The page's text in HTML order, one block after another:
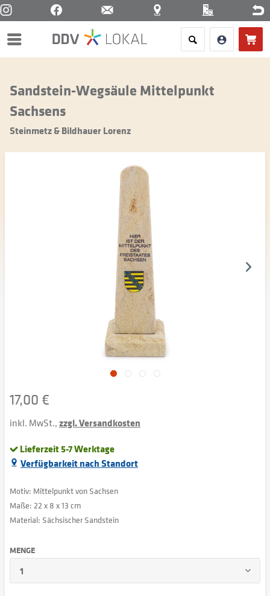
Menü
Sandstein-Wegsäule Mittelpunkt
Sachsens
Steinmetz & Bildhauer Lorenz
17,00 €
inkl. MwSt.,zzgl. Versandkosten
Lieferzeit 5-7 Werktage
Verfügbarkeit nach Standort
Motiv: Mittelpunkt von Sachsen
Maße: 22 x 8 x 13 cm
Material: Sächsischer Sandstein
MENGE